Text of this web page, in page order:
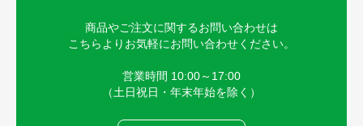
商品やご注文に関するお問い合わせは
こちらよりお気軽にお問い合わせください。
営業時間 10:00～17:00
（土日祝日・年末年始を除く）